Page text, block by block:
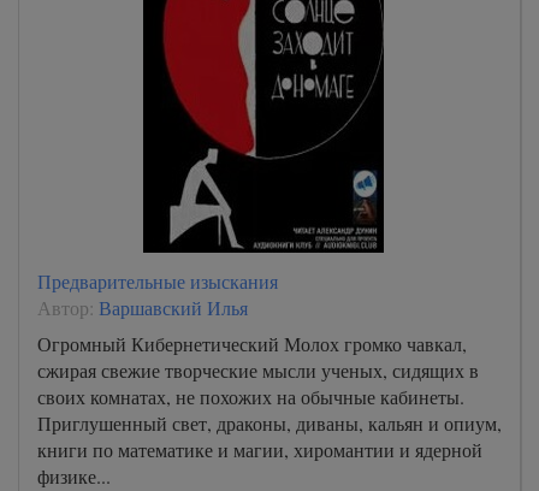
Предварительные изыскания
Автор: Варшавский Илья
Огромный Кибернетический Молох громко чавкал,
сжирая свежие творческие мысли ученых, сидящих в
своих комнатах, не похожих на обычные кабинеты.
Приглушенный свет, драконы, диваны, кальян и опиум,
книги по математике и магии, хиромантии и ядерной
физике...